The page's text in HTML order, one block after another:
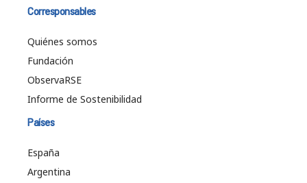
Corresponsables
Quiénes somos
Fundación
ObservaRSE
Informe de Sostenibilidad
Países
España
Argentina